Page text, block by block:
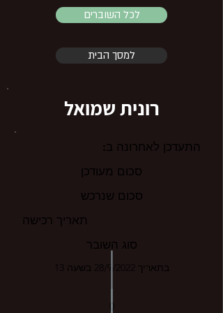
לכל השוברים
למסך הבית
רונית שמואל
התעדכן לאחרונה ב:
סכום מעודכן
סכום שנרכש
תאריך רכישה
סוג השובר
בתאריך 28/9/2022 בשעה 13
0